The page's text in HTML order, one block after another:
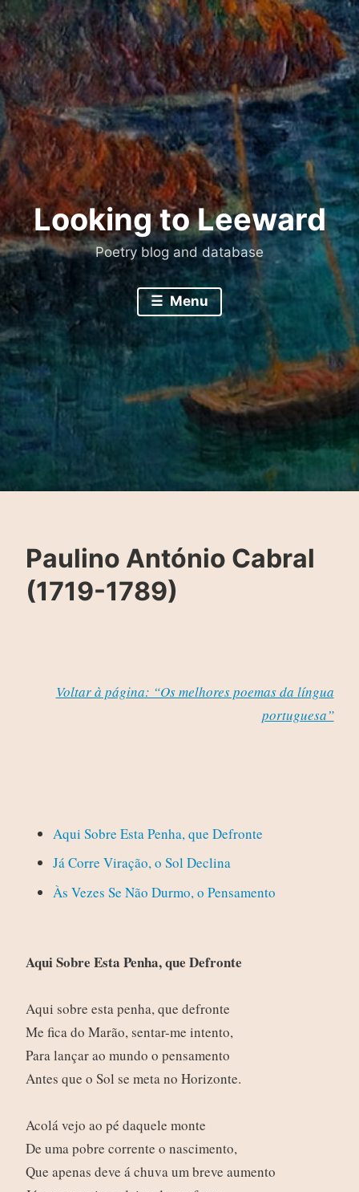
Skip
to
content
Looking to Leeward
Poetry blog and database
Menu
Paulino António Cabral
(1719-1789)
Voltar à página: “Os melhores poemas da língua
portuguesa”
Aqui Sobre Esta Penha, que Defronte
Já Corre Viração, o Sol Declina
Às Vezes Se Não Durmo, o Pensamento
Aqui Sobre Esta Penha, que Defronte
Aqui sobre esta penha, que defronte
Me fica do Marão, sentar-me intento,
Para lançar ao mundo o pensamento
Antes que o Sol se meta no Horizonte.
Acolá vejo ao pé daquele monte
De uma pobre corrente o nascimento,
Que apenas deve á chuva um breve aumento